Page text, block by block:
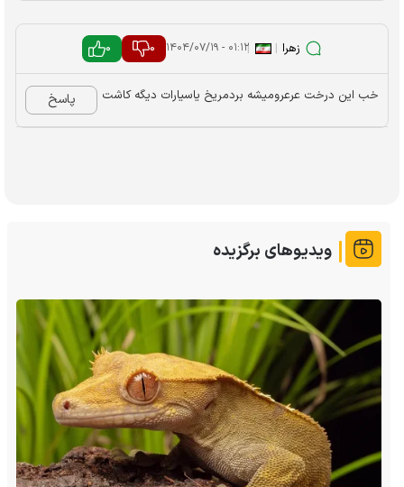
زهرا |
|۰۱:۱۲ - ۱۴۰۴/۰۷/۱۹ 0
0
خب این درخت عرعرومیشه بردمریخ یاسیارات دیگه کاشت پاسخ
ویدیوهای برگزیده